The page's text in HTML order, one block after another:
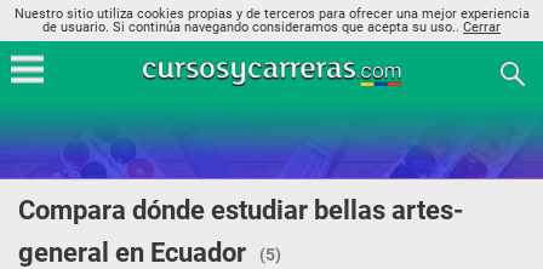
Nuestro sitio utiliza cookies propias y de terceros para ofrecer una mejor experiencia
de usuario. Si continúa navegando consideramos que acepta su uso.. Cerrar
Compara dónde estudiar bellas artes-
general en Ecuador
(5)